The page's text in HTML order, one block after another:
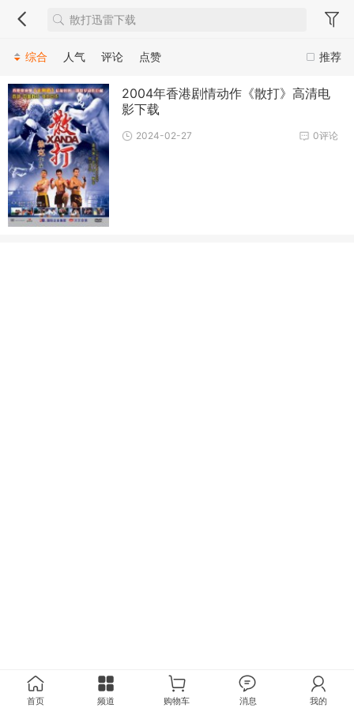
推荐
综合 人气 评论 点赞
2004年香港剧情动作《散打》高清电
影下载
0评论
2024-02-27
首页 频道 购物车 消息 我的